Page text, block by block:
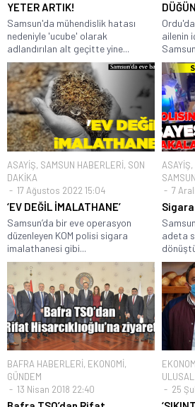
YETER ARTIK!
Samsun'da mühendislik hatası
nedeniyle 'ucube' olarak
adlandırılan alt geçitte yine...
ailenin
ASAYİŞ, SAMSUN HABERLERİ, SON
DAKİKA
17 Ağustos 2022 15:04
‘EV DEĞİL İMALATHANE’
Samsun’da bir eve operasyon
düzenleyen KOM polisi sigara
imalathanesi gibi...
ASAYİŞ,
7
adeta
BAFRA HABERLERİ, EKONOMİ,
GÜNDEM
13 Nisan 2018 22:40
ULUSAL
25